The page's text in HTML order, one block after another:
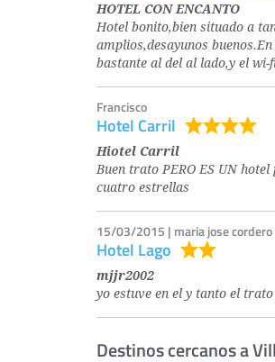
HOTEL CON ENCANTO
Hotel bonito,bien situado a
amplios,desayunos
bastante al del al lado,y el wi-
Francisco
Hotel Carril
Hiotel Carril
Buen trato PERO ES UN
cuatro estrellas
15/03/2015 | maria jose cordero
Hotel Lago
mjjr2002
yo estuve en el y tanto el
Destinos cercanos a